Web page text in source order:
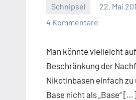
Schnipsel 22. Mai
4 Kommentare
Man könnte vielleicht
Beschränkung der
Nikotinbasen einfach zu
Base nicht als „Base“ […]